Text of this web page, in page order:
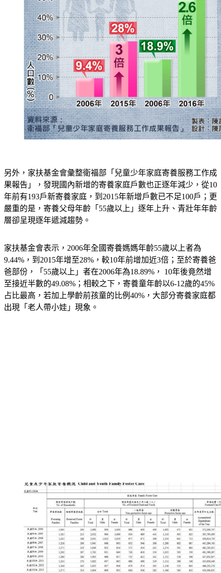
果報告」，發現國內新增的寄養家庭戶數也正逐年減少，從10
年前有193戶新寄養家庭，到2015年新增戶數已不足100戶；更
嚴重的是，寄養父母年齡「55歲以上」逐年上升、青壯年年齡
層卻呈現逐年遞減趨勢。
9.44%，到2015年增至28%，較10年前增加近3倍；至於寄養爸
爸部份，「55歲以上」者在2006年為18.89%， 10年後竟然增
至接近半數的49.08%；相較之下，寄養童年齡以6-12歲的45%
占比最高，若加上學齡前孩童的比例40%，大部分寄養家庭都
出現「老人帶小娃」現象。